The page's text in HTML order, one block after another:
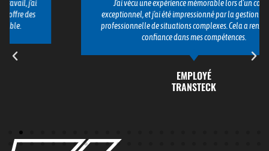
J'ai vécu une expérience mémorable lors d'un convoi
exceptionnel, et j'ai été impressionné par la gestion calme et
professionnelle de situations complexes. Cela a renforcé ma
confiance dans mes compétences.